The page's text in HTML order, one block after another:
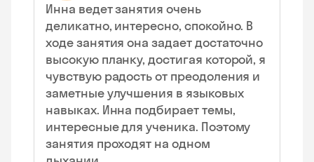
Инна ведет занятия очень
деликатно, интересно, спокойно. В
ходе занятия она задает достаточно
высокую планку, достигая которой, я
чувствую радость от преодоления и
заметные улучшения в языковых
навыках. Инна подбирает темы,
интересные для ученика. Поэтому
занятия проходят на одном